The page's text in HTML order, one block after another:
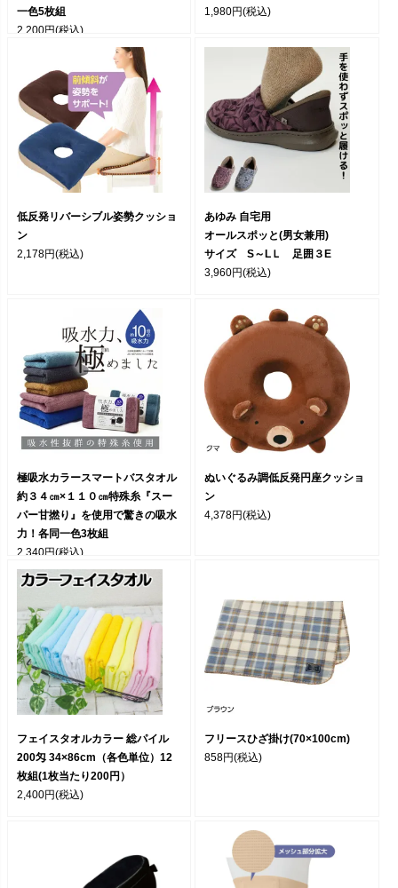
一色5枚組
2,200円(税込)
1,980円(税込)
低反発リバーシブル姿勢クッショ
ン
2,178円(税込)
あゆみ 自宅用
オールスポッと(男女兼用)
サイズ S～LＬ 足囲３E
3,960円(税込)
極吸水カラースマートバスタオル
約３４㎝×１１０㎝特殊糸『スー
パー甘撚り』を使用で驚きの吸水
力！各同一色3枚組
2,340円(税込)
ぬいぐるみ調低反発円座クッショ
ン
4,378円(税込)
フェイスタオルカラー 総パイル
200匁 34×86cm（各色単位）12
枚組(1枚当たり200円）
2,400円(税込)
フリースひざ掛け(70×100cm)
858円(税込)